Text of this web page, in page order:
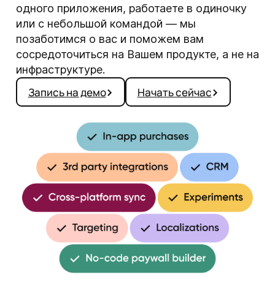
одного приложения, работаете в одиночку
или с небольшой командой — мы
позаботимся о вас и поможем вам
сосредоточиться на Вашем продукте, а не на
инфраструктуре.
Запись на демо Начать сейчас